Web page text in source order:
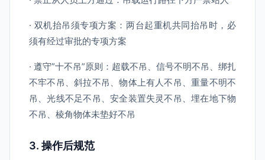
· 双机抬吊须专项方案：两台起重机共同抬吊时，必
须有经过审批的专项方案
· 遵守”十不吊”原则：超载不吊、信号不明不吊、绑扎
不牢不吊、斜拉不吊、物体上有人不吊、重量不明不
吊、光线不足不吊、安全装置失灵不吊、埋在地下物
不吊、棱角物体未垫好不吊
3. 操作后规范